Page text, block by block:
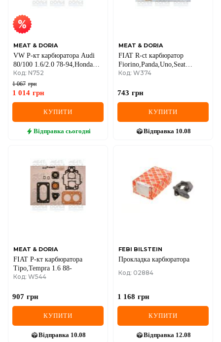
MEAT & DORIA
VW Р-кт карбюратора Audi
80/100 1.6/2.0 78-94,Honda
Accord,Civic,Jazz
Код: N752
1 067 грн
1 014 грн
КУПИТИ
Відправка сьогодні
MEAT & DORIA
FIAT R-ct карбюратор
Fiorino,Panda,Uno,Seat
Ibiza,Marbella
Код: W374
743 грн
КУПИТИ
Відправка 10.08
MEAT & DORIA
FIAT Р-кт карбюратора
Tipo,Tempra 1.6 88-
Код: W544
907 грн
КУПИТИ
Відправка 10.08
FEBI BILSTEIN
Прокладка карбюратора
Код: 02884
1 168 грн
КУПИТИ
Відправка 12.08